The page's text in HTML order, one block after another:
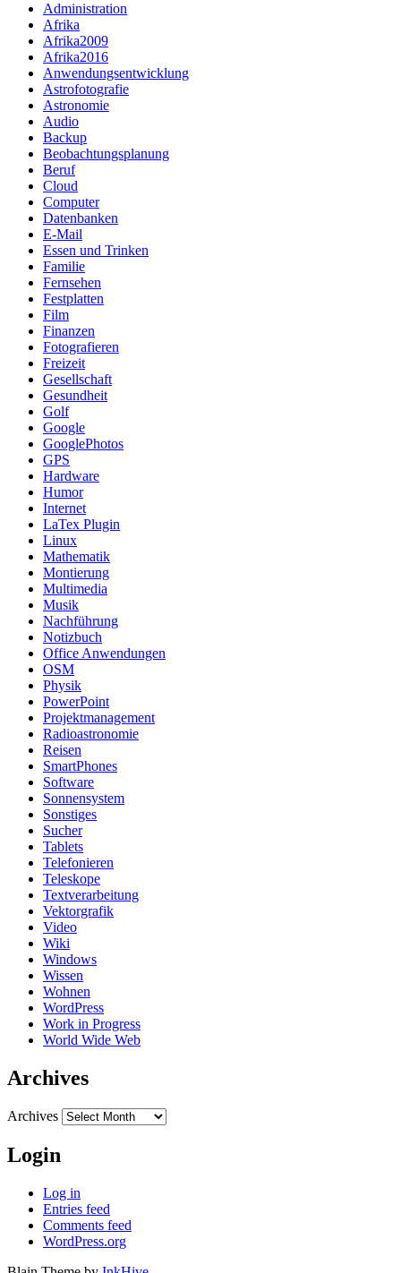
Administration
Afrika
Afrika2009
Afrika2016
Anwendungsentwicklung
Astrofotografie
Astronomie
Audio
Backup
Beobachtungsplanung
Beruf
Cloud
Computer
Datenbanken
E-Mail
Essen und Trinken
Familie
Fernsehen
Festplatten
Film
Finanzen
Fotografieren
Freizeit
Gesellschaft
Gesundheit
Golf
Google
GooglePhotos
GPS
Hardware
Humor
Internet
LaTex Plugin
Linux
Mathematik
Montierung
Multimedia
Musik
Nachführung
Notizbuch
Office Anwendungen
OSM
Physik
PowerPoint
Projektmanagement
Radioastronomie
Reisen
SmartPhones
Software
Sonnensystem
Sonstiges
Sucher
Tablets
Telefonieren
Teleskope
Textverarbeitung
Vektorgrafik
Video
Wiki
Windows
Wissen
Wohnen
WordPress
Work in Progress
World Wide Web
Archives
Archives
Login
Log in
Entries feed
Comments feed
WordPress.org